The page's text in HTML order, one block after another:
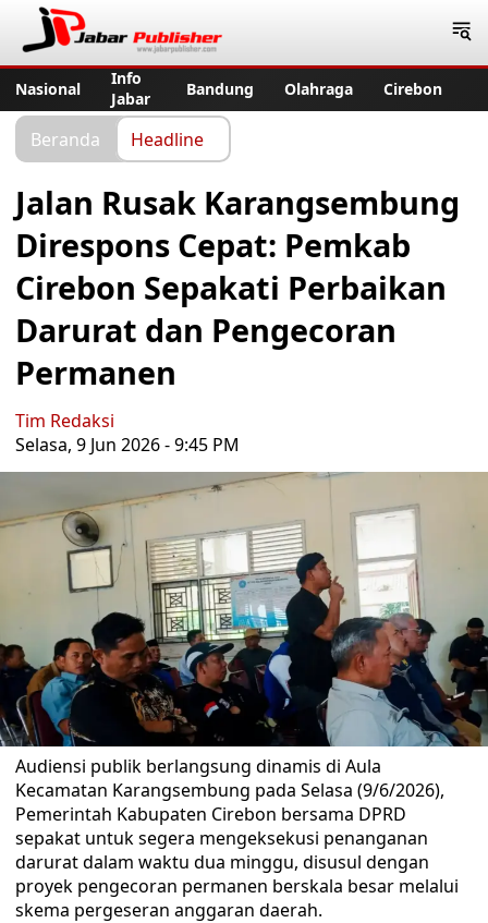
Nasional
Info
Jabar
Bandung Olahraga Cirebon
Beranda Headline
Jalan Rusak Karangsembung
Direspons Cepat: Pemkab
Cirebon Sepakati Perbaikan
Darurat dan Pengecoran
Permanen
Tim Redaksi
Selasa, 9 Jun 2026 - 9:45 PM
Audiensi publik berlangsung dinamis di Aula
Kecamatan Karangsembung pada Selasa (9/6/2026),
Pemerintah Kabupaten Cirebon bersama DPRD
sepakat untuk segera mengeksekusi penanganan
darurat dalam waktu dua minggu, disusul dengan
proyek pengecoran permanen berskala besar melalui
skema pergeseran anggaran daerah.